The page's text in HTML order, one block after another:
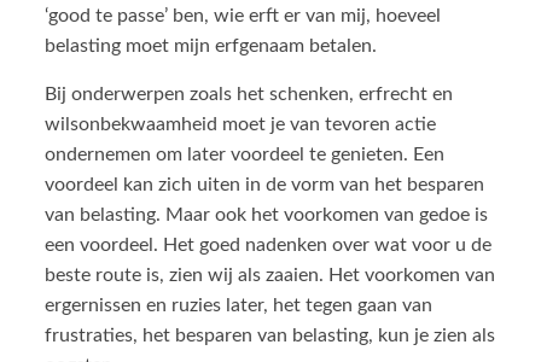
‘good te passe’ ben, wie erft er van mij, hoeveel
belasting moet mijn erfgenaam betalen.
Bij onderwerpen zoals het schenken, erfrecht en
wilsonbekwaamheid moet je van tevoren actie
ondernemen om later voordeel te genieten. Een
voordeel kan zich uiten in de vorm van het besparen
van belasting. Maar ook het voorkomen van gedoe is
een voordeel. Het goed nadenken over wat voor u de
beste route is, zien wij als zaaien. Het voorkomen van
ergernissen en ruzies later, het tegen gaan van
frustraties, het besparen van belasting, kun je zien als